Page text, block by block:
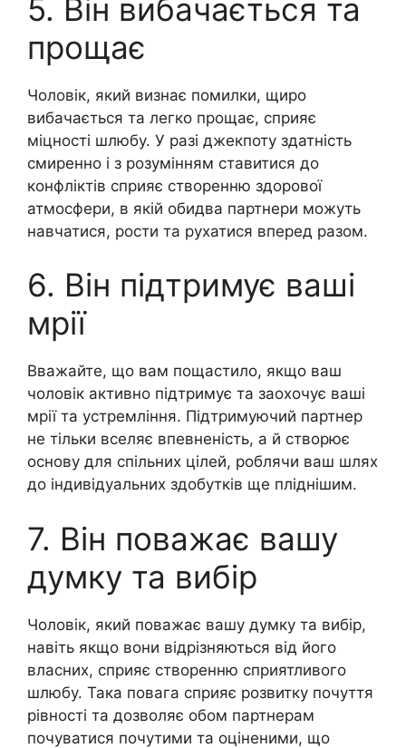
5. Він вибачається та
прощає
Чоловік, який визнає помилки, щиро
вибачається та легко прощає, сприяє
міцності шлюбу. У разі джекпоту здатність
смиренно і з розумінням ставитися до
конфліктів сприяє створенню здорової
атмосфери, в якій обидва партнери можуть
навчатися, рости та рухатися вперед разом.
6. Він підтримує ваші
мрії
Вважайте, що вам пощастило, якщо ваш
чоловік активно підтримує та заохочує ваші
мрії та устремління. Підтримуючий партнер
не тільки вселяє впевненість, а й створює
основу для спільних цілей, роблячи ваш шлях
до індивідуальних здобутків ще пліднішим.
7. Він поважає вашу
думку та вибір
Чоловік, який поважає вашу думку та вибір,
навіть якщо вони відрізняються від його
власних, сприяє створенню сприятливого
шлюбу. Така повага сприяє розвитку почуття
рівності та дозволяє обом партнерам
почуватися почутими та оціненими, що